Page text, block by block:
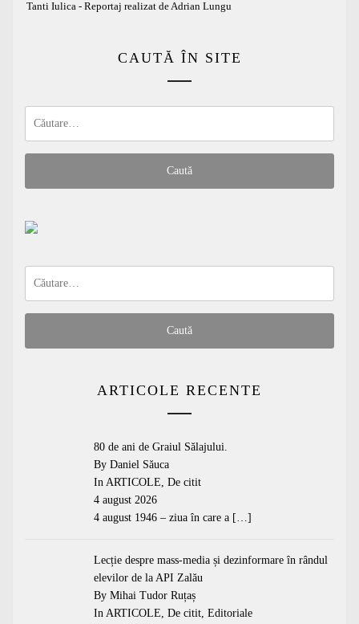
Tanti Iulica - Reportaj realizat de Adrian Lungu
CAUTĂ ÎN SITE
ARTICOLE RECENTE
80 de ani de Graiul Sălajului.
By Daniel Săuca
In ARTICOLE, De citit
4 august 2026
4 august 1946 – ziua în care a […]
Lecție despre mass-media și dezinformare în rândul
elevilor de la API Zalău
By Mihai Tudor Ruțaș
In ARTICOLE, De citit, Editoriale